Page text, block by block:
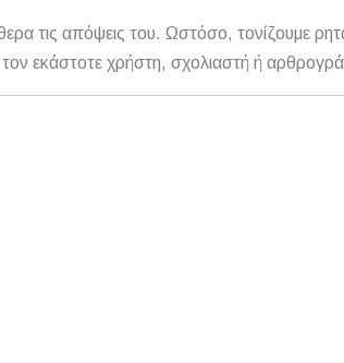
τις απόψεις του. Ωστόσο, τονίζουμε
τον εκάστοτε χρήστη, σχολιαστή ή